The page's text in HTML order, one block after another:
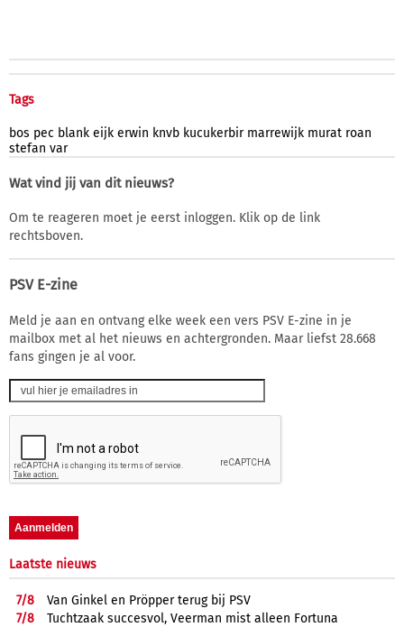
Tags
bos pec blank eijk erwin knvb kucukerbir marrewijk murat roan
stefan var
Wat vind jij van dit nieuws?
Om te reageren moet je eerst inloggen. Klik op de link
rechtsboven.
PSV E-zine
Meld je aan en ontvang elke week een vers PSV E-zine in je
mailbox met al het nieuws en achtergronden. Maar liefst 28.668
fans gingen je al voor.
Laatste nieuws
7/8
Van Ginkel en Pröpper terug bij PSV
7/8
Tuchtzaak succesvol, Veerman mist alleen Fortuna